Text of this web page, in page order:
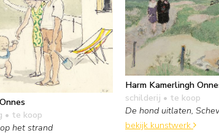
• te koop
het strand
Harm Kamerlingh
schilderij • te koop
De hond uitlaten,
bekijk kunstwerk